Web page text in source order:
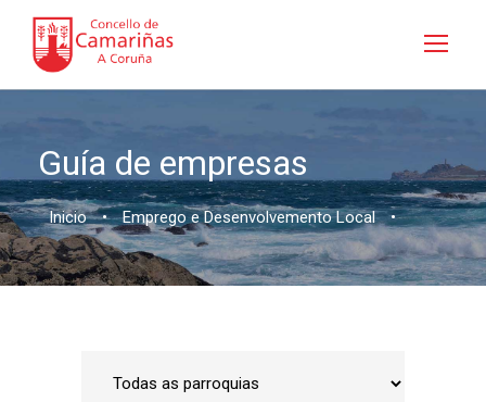
Guía de empresas
Inicio • Emprego e Desenvolvemento Local •